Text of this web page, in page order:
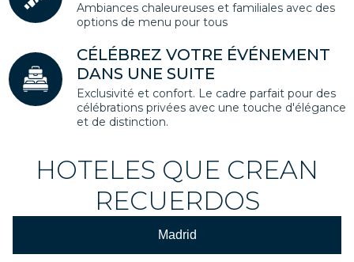
Ambiances chaleureuses et familiales avec des
options de menu pour tous
CÉLÉBREZ VOTRE ÉVÉNEMENT
DANS UNE SUITE
Exclusivité et confort. Le cadre parfait pour des
célébrations privées avec une touche d'élégance
et de distinction.
HOTELES QUE CREAN
RECUERDOS
Madrid